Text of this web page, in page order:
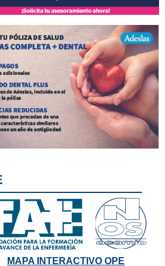
MAPA INTERACTIVO OPE